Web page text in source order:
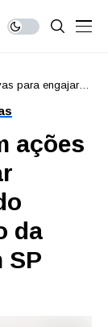
para engajar
ações
da
SP